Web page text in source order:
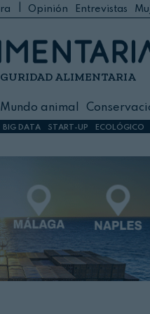
Opinión Entrevistas
ALIMENTARIA
Mundo animal
BIG DATA START-UP ECOLÓGICO